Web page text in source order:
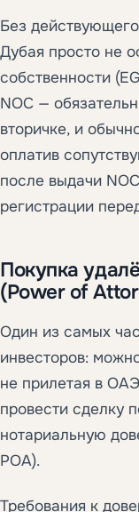
Без
Дубая просто не
собственности
NOC —
вторичке, и
оплатив
после выдачи
регистрации
Покупка
(Power of
Один из самых
инвесторов:
не прилетая в
провести сделку
нотариальную
POA).
Требования к